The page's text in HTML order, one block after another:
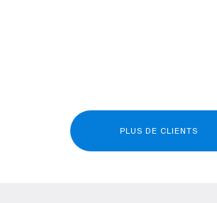
PLUS DE CLIENTS